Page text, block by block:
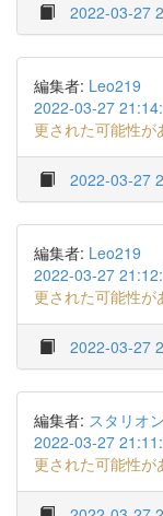
2022-03-27
編集者: Leo219
2022-03-27
更された可能性が
2022-03-27
編集者: Leo219
2022-03-27
更された可能性が
2022-03-27
編集者: スタリオ
2022-03-27
更された可能性が